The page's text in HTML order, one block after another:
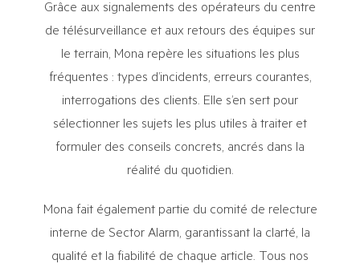
Grâce aux signalements des opérateurs du centre
de télésurveillance et aux retours des équipes sur
le terrain, Mona repère les situations les plus
fréquentes : types d’incidents, erreurs courantes,
interrogations des clients. Elle s’en sert pour
sélectionner les sujets les plus utiles à traiter et
formuler des conseils concrets, ancrés dans la
réalité du quotidien.
Mona fait également partie du comité de relecture
interne de Sector Alarm, garantissant la clarté, la
qualité et la fiabilité de chaque article. Tous nos